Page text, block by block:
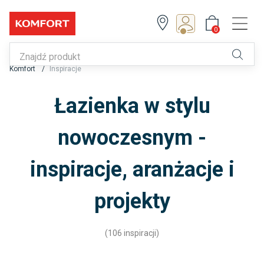
0
Komfort Inspiracje
Łazienka w stylu
nowoczesnym -
inspiracje, aranżacje i
projekty
(106 inspiracji)